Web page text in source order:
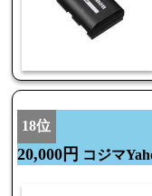
18位
20,000円 コジマ